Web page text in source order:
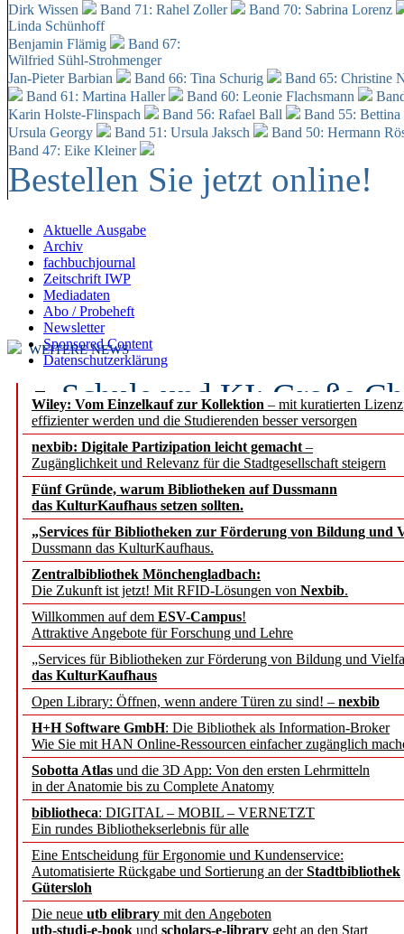
Dirk Wissen
Band 71: Rahel Zoller
Band 70: Sabrina Lorenz
Linda Schünhoff
Benjamin Flämig
Band 67:
Wilfried Sühl-Strohmenger
Jan-Pieter Barbian
Band 66: Tina Schurig
Band 65: Christine
Band 61: Martina Haller
Band 60: Leonie Flachsmann
Karin Holste-Flinspach
Band 56: Rafael Ball
Band 55:
Ursula Georgy
Band 51: Ursula Jaksch Band 50: Hermann
Band 47: Eike Kleiner
Bestellen Sie jetzt online!
Aktuelle Ausgabe
Archiv
fachbuchjournal
Zeitschrift IWP
Mediadaten
Abo / Probeheft
Newsletter
Sponsored Content
Datenschutzerklärung
Wiley: Vom Einzelkauf zur Kollektion – mit kuratierten
effizienter werden und die Studierenden besser versorgen
nexbib: Digitale Partizipation leicht gemacht –
Zugänglichkeit und Relevanz für die Stadtgesellschaft steigern
Fünf Gründe, warum Bibliotheken auf Dussmann
das KulturKaufhaus setzen sollten.
„Services für Bibliotheken zur Förderung von Bildung und
Dussmann das KulturKaufhaus.
Zentralbibliothek Mönchengladbach:
Die Zukunft ist jetzt! Mit RFID-Lösungen von Nexbib.
Willkommen auf dem ESV-Campus!
Attraktive Angebote für Forschung und Lehre
„Services für Bibliotheken zur Förderung von Bildung und
das KulturKaufhaus
Open Library: Öffnen, wenn andere Türen zu sind! – nexbib
H+H Software GmbH: Die Bibliothek als Information-Broker
Wie Sie mit HAN Online-Ressourcen einfacher zugänglich
Sobotta Atlas und die 3D App: Von den ersten Lehrmitteln
in der Anatomie bis zu Complete Anatomy
bibliotheca: DIGITAL – MOBIL – VERNETZT
Ein rundes Bibliothekserlebnis für alle
Eine Entscheidung für Ergonomie und Kundenservice:
Automatisierte Rückgabe und Sortierung an derStadtbibliothek
Gütersloh
Die neue utb elibrary mit den Angeboten
utb-studi-e-book und scholars-e-library geht an den Start
WEITERE NEWS
Schule und KI: Große
Voraussetzungen
Erfolgreiches erstes
Segment Research –
angepasst
konstruktiv!
Mohr Siebeck
und die Zeitschrift für
Francke Attempto
EBSCO Information
Recherchefunktionen in
Sorbisches Institut neu
Geschichte und